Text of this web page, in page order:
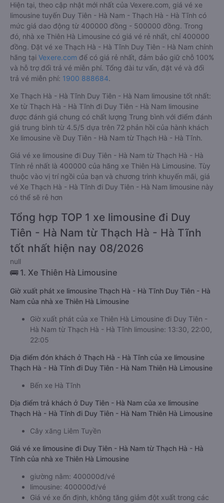
Hiện tại, theo cập nhật mới nhất của Vexere.com, giá vé xe
limousine tuyến Duy Tiên - Hà Nam - Thạch Hà - Hà Tĩnh có
mức giá dao động từ 400000 đồng - 500000 đồng. Trong
đó, nhà xe Thiên Hà Limousine có giá vé rẻ nhất, chỉ 400000
đồng. Đặt vé xe Thạch Hà - Hà Tĩnh Duy Tiên - Hà Nam chính
hãng tại Vexere.com để có giá rẻ nhất, đảm bảo giữ chỗ 100%
và hỗ trợ đổi trả vé miễn phí. Tổng đài tư vấn, đặt vé và đổi
trả vé miễn phí: 1900 888684.
Xe Thạch Hà - Hà Tĩnh Duy Tiên - Hà Nam limousine tốt nhất:
Xe từ Thạch Hà - Hà Tĩnh đi Duy Tiên - Hà Nam limousine
được đánh giá chung có chất lượng Trung bình với điểm đánh
giá trung bình từ 4.5/5 dựa trên 72 phản hồi của hành khách
Xe limousine về Duy Tiên - Hà Nam từ Thạch Hà - Hà Tĩnh.
Giá vé xe limousine đi Duy Tiên - Hà Nam từ Thạch Hà - Hà
Tĩnh rẻ nhất là 400000 của hãng xe Thiên Hà Limousine. Tùy
thuộc vào vị trí ngồi của bạn và chương trình khuyến mãi, giá
vé Xe Thạch Hà - Hà Tĩnh đi Duy Tiên - Hà Nam limousine này
có thể sẽ rẻ hơn
Tổng hợp TOP 1 xe limousine đi Duy
Tiên - Hà Nam từ Thạch Hà - Hà Tĩnh
tốt nhất hiện nay 08/2026
null
🚌 1. Xe Thiên Hà Limousine
Giờ xuất phát xe limousine Thạch Hà - Hà Tĩnh Duy Tiên - Hà
Nam của nhà xe Thiên Hà Limousine
Giờ xuất phát của xe Thiên Hà Limousine đi Duy Tiên -
Hà Nam từ Thạch Hà - Hà Tĩnh limousine: 13:30, 22:00,
22:05
Địa điểm đón khách ở Thạch Hà - Hà Tĩnh của xe limousine
Thạch Hà - Hà Tĩnh đi Duy Tiên - Hà Nam Thiên Hà Limousine
Bến xe Hà Tĩnh
Địa điểm trả khách ở Duy Tiên - Hà Nam của xe limousine
Thạch Hà - Hà Tĩnh đi Duy Tiên - Hà Nam Thiên Hà Limousine
Cây xăng Liêm Tuyền
Giá vé xe limousine đi Duy Tiên - Hà Nam từ Thạch Hà - Hà
Tĩnh của nhà xe Thiên Hà Limousine
giường nằm: 400000đ/vé
limousine: 400000đ/vé
Giá vé xe ổn định, không tăng giảm đột xuất trong các